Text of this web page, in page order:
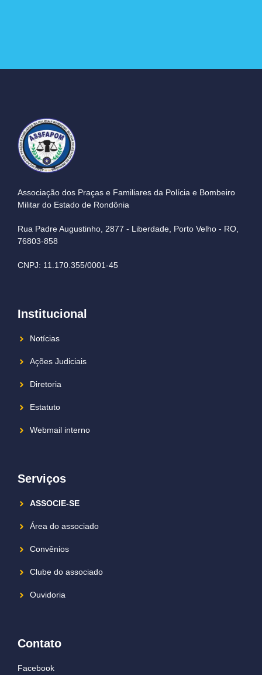
Associação dos Praças e Familiares da Polícia e Bombeiro
Militar do Estado de Rondônia
Rua Padre Augustinho, 2877 - Liberdade, Porto Velho - RO,
76803-858
CNPJ: 11.170.355/0001-45
Institucional
Notícias
Ações Judiciais
Diretoria
Estatuto
Webmail interno
Serviços
ASSOCIE-SE
Área do associado
Convênios
Clube do associado
Ouvidoria
Contato
Facebook